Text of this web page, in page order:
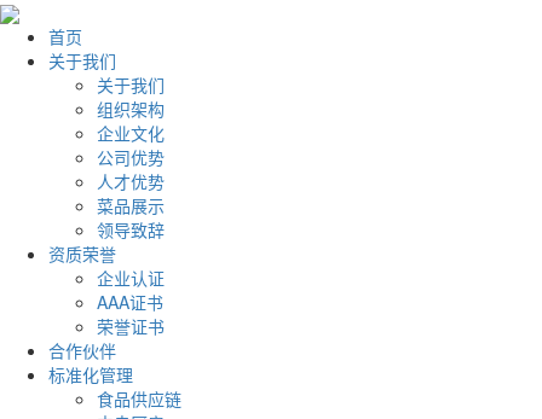
首页
关于我们
关于我们
组织架构
企业文化
公司优势
人才优势
菜品展示
领导致辞
资质荣誉
企业认证
AAA证书
荣誉证书
合作伙伴
标准化管理
食品供应链